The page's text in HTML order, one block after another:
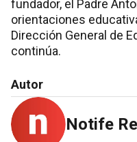
fundador, el Padre
orientaciones
Dirección General de
continúa.
Autor
Notife